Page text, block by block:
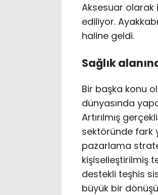
Aksesuar olarak
ediliyor.
haline geldi.
Sağlık
Bir başka konu
dünyasında
Artırılmış
sektöründe fark
pazarlama
kişiselleştirilmiş
destekli teşhis
büyük bir